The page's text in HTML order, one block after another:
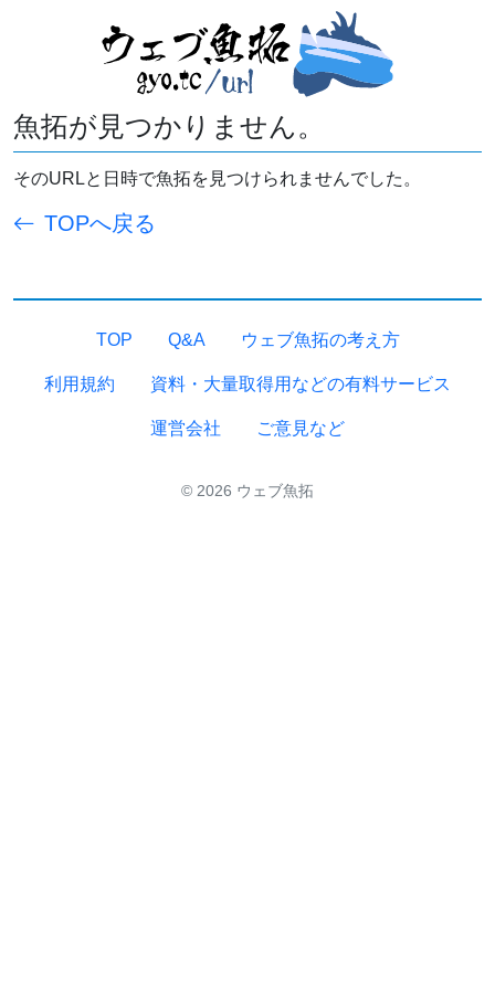
魚拓が見つかりません。
そのURLと日時で魚拓を見つけられませんでした。
TOPへ戻る
TOP Q&A ウェブ魚拓の考え方
利用規約 資料・大量取得用などの有料サービス
運営会社 ご意見など
© 2026 ウェブ魚拓